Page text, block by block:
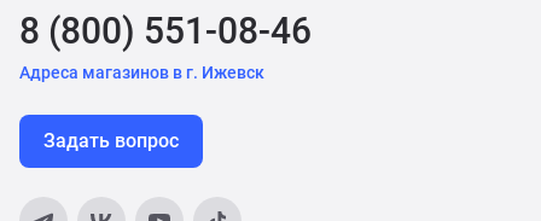
8 (800) 551-08-46
Адреса магазинов в г. Ижевск
Задать вопрос